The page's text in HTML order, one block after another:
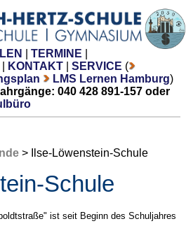
TERMINE
KONTAKT SERVICE (
LMS Lernen Hamburg)
040 428 891-157 oder
> Ilse-Löwenstein-Schule
Schule
ist seit Beginn des Schuljahres